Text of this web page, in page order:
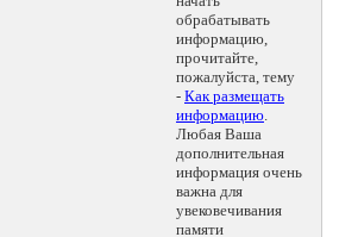
обрабатывать
информацию,
прочитайте,
пожалуйста, тему
- Как размещать
информацию.
Любая Ваша
дополнительная
информация очень
важна для
увековечивания
памяти